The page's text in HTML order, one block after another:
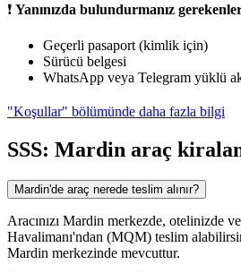
❗ Yanınızda bulundurmanız
Geçerli pasaport (kimlik için)
Sürücü belgesi
WhatsApp veya Telegram yüklü
"Koşullar" bölümünde daha fazla bilgi
SSS: Mardin araç
Mardin'de araç nerede teslim alınır?
Aracınızı Mardin merkezde, otelinizde
Havalimanı'ndan (MQM) teslim
Mardin merkezinde mevcuttur.